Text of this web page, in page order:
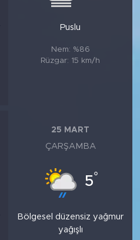
Puslu
Nem: %86
Rüzgar: 15 km/h
25 MART
ÇARŞAMBA
5°
Bölgesel düzensiz yağmur
yağışlı